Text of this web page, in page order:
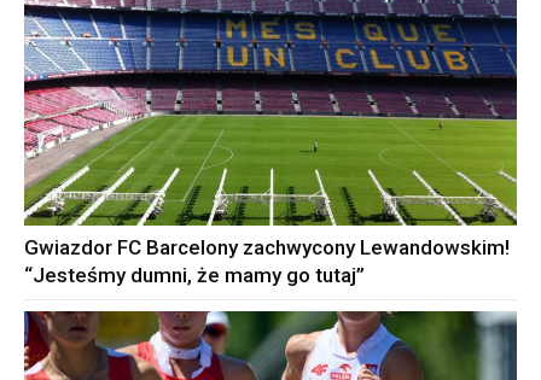
Gwiazdor FC Barcelony zachwycony Lewandowskim!
“Jesteśmy dumni, że mamy go tutaj”